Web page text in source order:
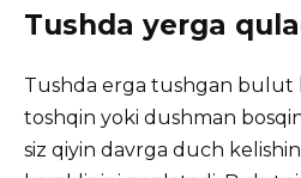
Tushda yerga
Tushda erga tushgan bulut
toshqin yoki dushman
siz qiyin davrga duch